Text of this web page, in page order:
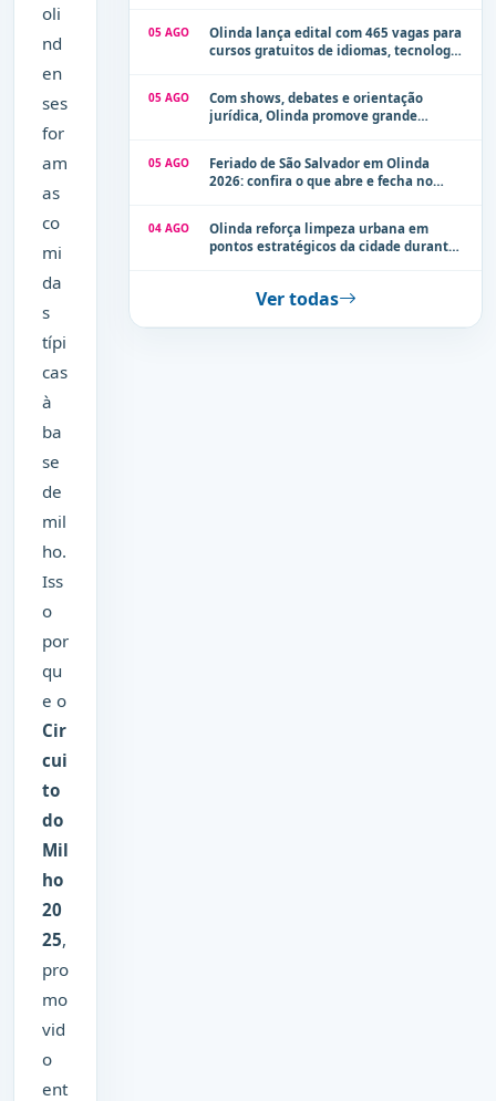
oli
nd
en
ses
for
am
as
co
mi
da
s
típi
cas
à
ba
se
de
mil
ho.
Iss
o
por
qu
e o
Cir
cui
to
do
Mil
ho
20
25,
pro
mo
vid
o
ent
05 AGO
Olinda lança edital com 465 vagas para
cursos gratuitos de idiomas, tecnologia
05 AGO
Com shows, debates e orientação
jurídica, Olinda promove grande
05 AGO
Feriado de São Salvador em Olinda
2026: confira o que abre e fecha no
04 AGO
Olinda reforça limpeza urbana em
pontos estratégicos da cidade durante
Ver todas